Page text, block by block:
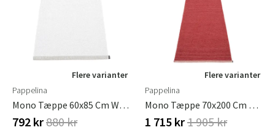
Flere varianter
Pappelina
Mono Tæppe 60x85 Cm White
792 kr880 kr
Flere varianter
Pappelina
Mono Tæppe 70x200 Cm Blush / Dark Red
1 715 kr1 905 kr